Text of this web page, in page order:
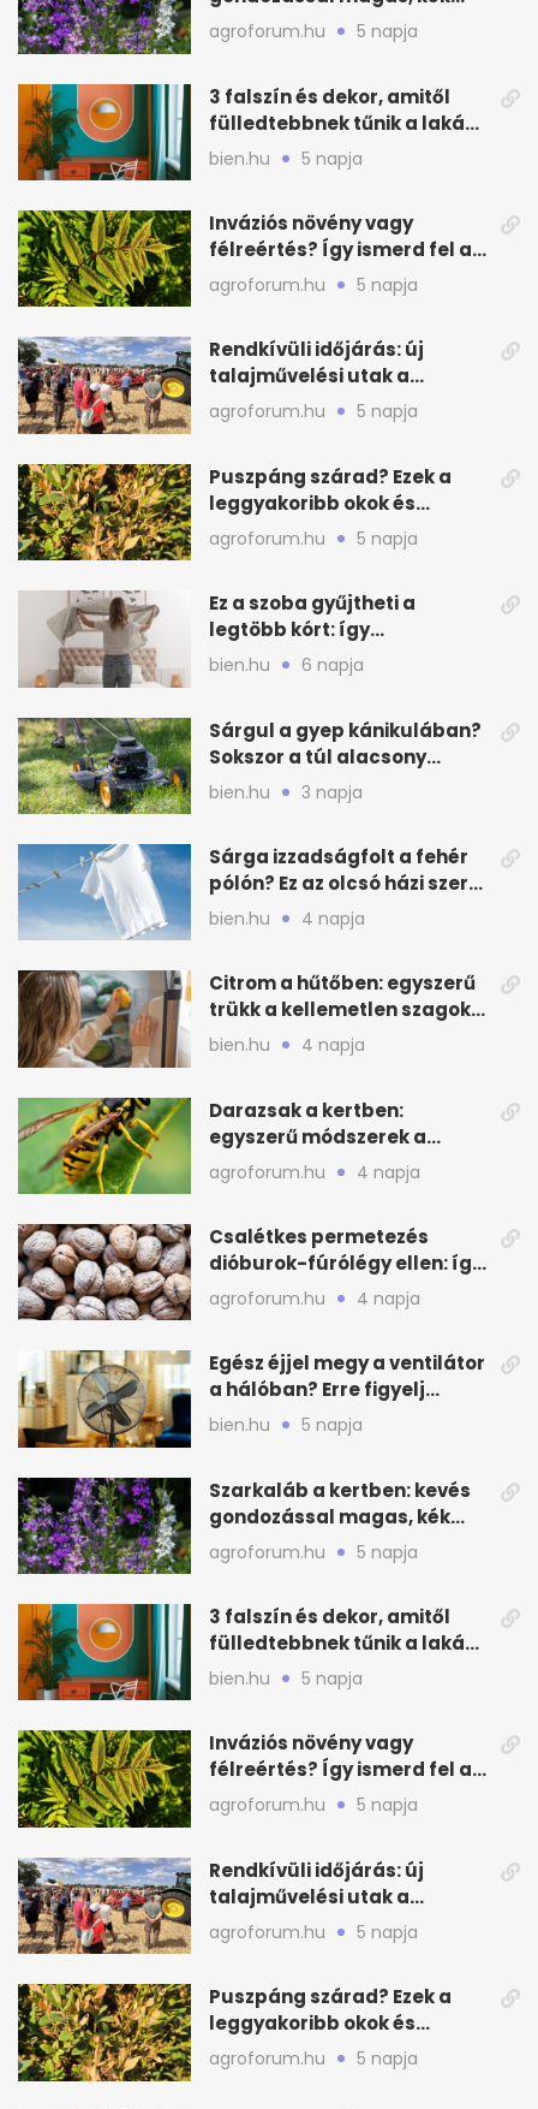
virágfalat ad
agroforum.hu 5 napja
3 falszín és dekor, amitől
fülledtebbnek tűnik a lakás
nyáron
bien.hu 5 napja
Inváziós növény vagy
félreértés? Így ismerd fel a
valódi kockázatot
agroforum.hu 5 napja
Rendkívüli időjárás: új
talajművelési utak a
gazdáknak
agroforum.hu 5 napja
Puszpáng szárad? Ezek a
leggyakoribb okok és
teendők
agroforum.hu 5 napja
Ez a szoba gyűjtheti a
legtöbb kórt: így
mélytisztítsd otthon
bien.hu 6 napja
Sárgul a gyep kánikulában?
Sokszor a túl alacsony
fűnyírás a gond
bien.hu 3 napja
Sárga izzadságfolt a fehér
pólón? Ez az olcsó házi szer
beválhat
bien.hu 4 napja
Citrom a hűtőben: egyszerű
trükk a kellemetlen szagok
ellen
bien.hu 4 napja
Darazsak a kertben:
egyszerű módszerek a
távoltartásukra nyáron
agroforum.hu 4 napja
Csalétkes permetezés
dióburok-fúrólégy ellen: így
csináld a kertben
agroforum.hu 4 napja
Egész éjjel megy a ventilátor
a hálóban? Erre figyelj
alvásnál nyáron
bien.hu 5 napja
Szarkaláb a kertben: kevés
gondozással magas, kék
virágfalat ad
agroforum.hu 5 napja
3 falszín és dekor, amitől
fülledtebbnek tűnik a lakás
nyáron
bien.hu 5 napja
Inváziós növény vagy
félreértés? Így ismerd fel a
valódi kockázatot
agroforum.hu 5 napja
Rendkívüli időjárás: új
talajművelési utak a
gazdáknak
agroforum.hu 5 napja
Puszpáng szárad? Ezek a
leggyakoribb okok és
teendők
agroforum.hu 5 napja